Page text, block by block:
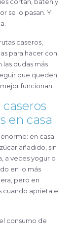
se lo pasan. Y
caseros,
para hacer con
las dudas más
que queden
funcionan.
en casa
en casa
añadido, sin
a veces yogur o
en lo más
pero en
cuando aprieta el
consumo de